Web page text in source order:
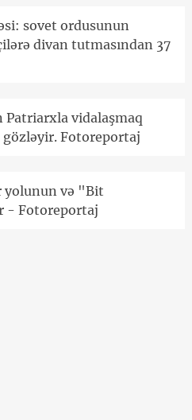
sovet ordusunun
divan tutmasından 37
vidalaşmaq
gözləyir. Fotoreportaj
yolunun və "Bit
- Fotoreportaj